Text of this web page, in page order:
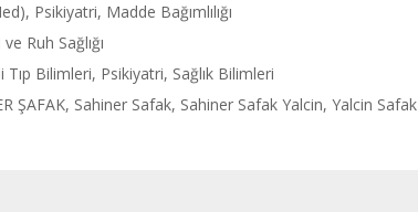
Psikiyatri, Madde Bağımlılığı
Ruh Sağlığı
Tıp Bilimleri, Psikiyatri, Sağlık Bilimleri
ŞAFAK, Sahiner Safak, Sahiner Safak Yalcin, Yalcin Safak